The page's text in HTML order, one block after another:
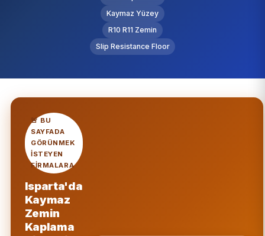
Kaymaz Yüzey
R10 R11 Zemin
Slip Resistance Floor
🚨 BU
SAYFADA
GÖRÜNMEK
ISTEYEN
FIRMALARA
Isparta'da
Kaymaz
Zemin
Kaplama